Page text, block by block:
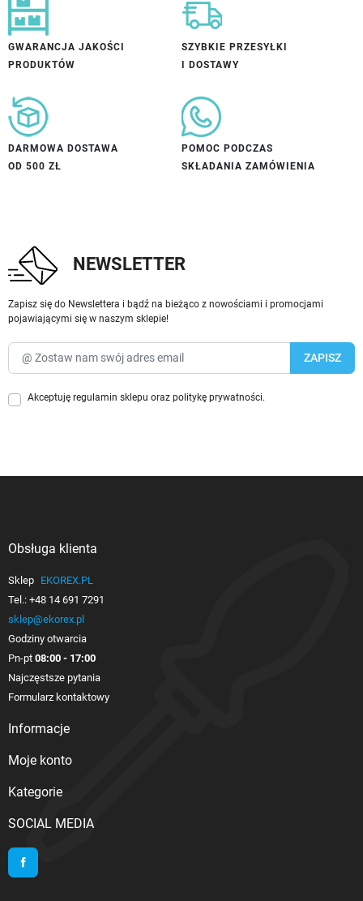
GWARANCJA JAKOŚCI
PRODUKTÓW
SZYBKIE PRZESYŁKI
I DOSTAWY
DARMOWA DOSTAWA
OD 500 ZŁ
POMOC PODCZAS
SKŁADANIA ZAMÓWIENIA
NEWSLETTER
Zapisz się do Newslettera i bądź na bieżąco z nowościami i promocjami
pojawiającymi się w naszym sklepie!
Akceptuję regulamin sklepu oraz politykę prywatności.
Obsługa klienta
Sklep EKOREX.PL
Tel.: +48 14 691 7291
sklep@ekorex.pl
Godziny otwarcia
Pn-pt 08:00 - 17:00
Najczęstsze pytania
Formularz kontaktowy
Informacje
Moje konto
Kategorie
SOCIAL MEDIA
Facebook